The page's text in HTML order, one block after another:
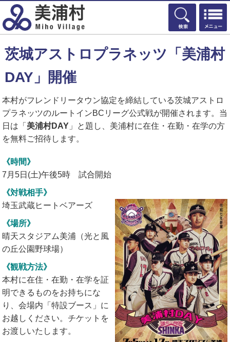
検索
茨城アストロプラネッツ「美浦村
DAY」開催
本村がフレンドリータウン協定を締結している茨城アストロ
プラネッツのルートインBCリーグ公式戦が開催されます。当
日は「 美浦村DAY 」と題し、美浦村に在住・在勤・在学の方
を無料ご招待します。
《時間》
7月5日(土)午後5時 試合開始
《対戦相手》
埼玉武蔵ヒートベアーズ
《場所》
晴天スタジアム美浦（光と風
の丘公園野球場）
《観戦方法》
本村に在住・在勤・在学を証
明できるものをお持ちにな
り、会場内「特設ブース」に
お越しください。チケットを
お渡しいたします。